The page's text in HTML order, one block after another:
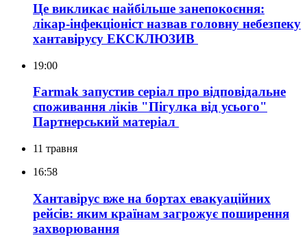
Це викликає найбільше занепокоєння:
лікар-інфекціоніст назвав головну небезпеку
хантавірусу ЕКСКЛЮЗИВ
19:00
Farmak запустив серіал про відповідальне
споживання ліків "Пігулка від усього"
Партнерський матеріал
11 травня
16:58
Хантавірус вже на бортах евакуаційних
рейсів: яким країнам загрожує поширення
захворювання